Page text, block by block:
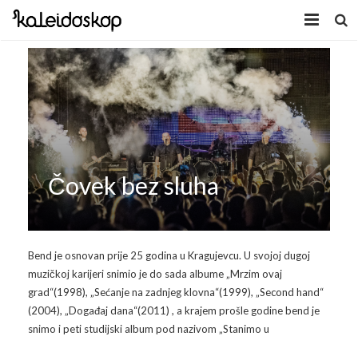
Home
Novosti
O nama
Program
Kaleidoskop Art
Izložbe/Performans
Koncert
Volonteri
Video
Video 2009.
Naša galerija
Čovek bez sluha
Bend je osnovan prije 25 godina u Kragujevcu. U svojoj dugoj
muzičkoj karijeri snimio je do sada albume „Mrzim ovaj
grad“(1998), „Sećanje na zadnjeg klovna“(1999), „Second hand“
(2004), „Događaj dana“(2011) , a krajem prošle godine bend je
snimo i peti studijski album pod nazivom „Stanimo u